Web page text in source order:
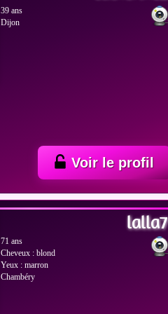
39 ans
Dijon
Voir le profil
lalla7
71 ans
Cheveux : blond
Yeux : marron
Chambéry